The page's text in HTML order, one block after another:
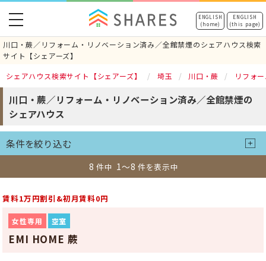
ENGLISH
(home)
ENGLISH
(this page)
川口・蕨／リフォーム・リノベーション済み／全館禁煙のシェアハウス検索
サイト【シェアーズ】
toggle
navigation
シェアハウス検索サイト【シェアーズ】 埼玉 川口・蕨 リフォ
川口・蕨／リフォーム・リノベーション済み／全館禁煙の
シェアハウス
条件を絞り込む
8 件中 1～8 件を表示中
賃料1万円割引&初月賃料0円
女性専用 空室
EMI HOME 蕨